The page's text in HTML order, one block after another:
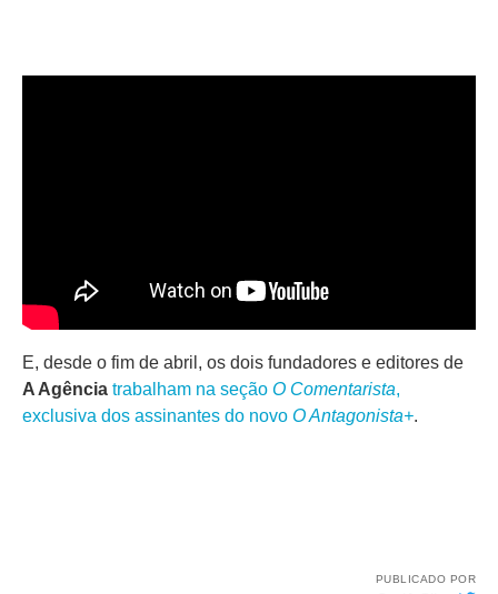
E, desde o fim de abril, os dois fundadores e editores de
A Agência trabalham na seção O Comentarista
exclusiva dos assinantes do novo O Antagonista+
PUBLICADO POR